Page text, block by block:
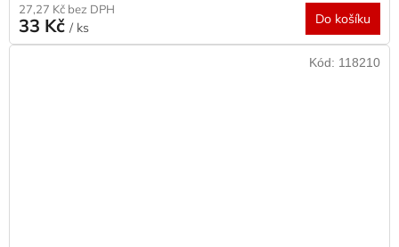
27,27 Kč bez DPH
33 Kč / ks
Do košíku
Kód: 118210